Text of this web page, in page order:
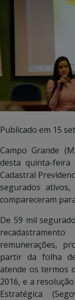
Publicado em 15
Campo Grande
desta quinta-
Cadastral
segurados
compareceram
De 59 mil
remunerações,
partir da folha
atende os termos
2016, e a
Estratégica